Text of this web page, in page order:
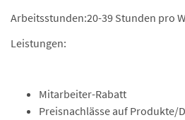
Arbeitsstunden:20-39 Stunden pro
Leistungen:
Mitarbeiter-Rabatt
Preisnachlässe auf Produkte/